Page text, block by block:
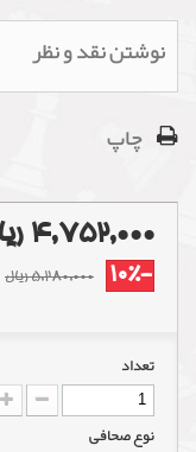
نوشتن نقد و نظر
چاپ
4,752,000 ریال
-10% 5,280,000 ریال
تعداد
نوع صحافی